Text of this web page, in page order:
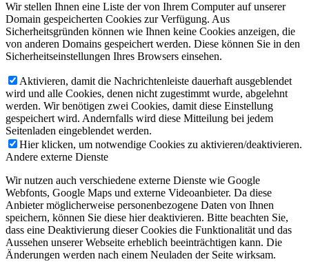
Wir stellen Ihnen eine Liste der von Ihrem Computer auf unserer
Domain gespeicherten Cookies zur Verfügung. Aus
Sicherheitsgründen können wie Ihnen keine Cookies anzeigen, die
von anderen Domains gespeichert werden. Diese können Sie in den
Sicherheitseinstellungen Ihres Browsers einsehen.
Aktivieren, damit die Nachrichtenleiste dauerhaft ausgeblendet
wird und alle Cookies, denen nicht zugestimmt wurde, abgelehnt
werden. Wir benötigen zwei Cookies, damit diese Einstellung
gespeichert wird. Andernfalls wird diese Mitteilung bei jedem
Seitenladen eingeblendet werden.
Hier klicken, um notwendige Cookies zu aktivieren/deaktivieren.
Andere externe Dienste
Wir nutzen auch verschiedene externe Dienste wie Google
Webfonts, Google Maps und externe Videoanbieter. Da diese
Anbieter möglicherweise personenbezogene Daten von Ihnen
speichern, können Sie diese hier deaktivieren. Bitte beachten Sie,
dass eine Deaktivierung dieser Cookies die Funktionalität und das
Aussehen unserer Webseite erheblich beeinträchtigen kann. Die
Änderungen werden nach einem Neuladen der Seite wirksam.